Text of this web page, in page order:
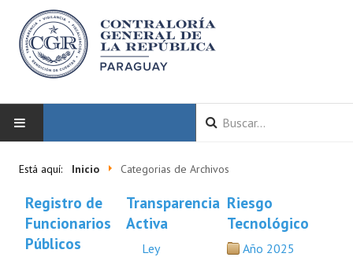
LA CGR
Autoridades
Está aquí: Inicio Categorias de Archivos
Registro de
Funcionarios
Públicos
Transparencia
Activa
Ley
Riesgo
Tecnológico
Año 2025